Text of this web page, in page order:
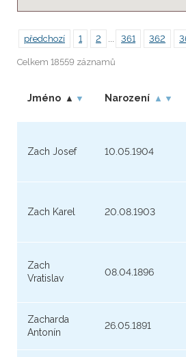
předchozí 1 2 ... 361 362
Celkem 18559 záznamů
Jméno ▲ ▼ Narození ▲ ▼
Zach Josef 10.05.1904
Zach Karel 20.08.1903
Zach
Vratislav
08.04.1896
Zacharda
Antonín
26.05.1891